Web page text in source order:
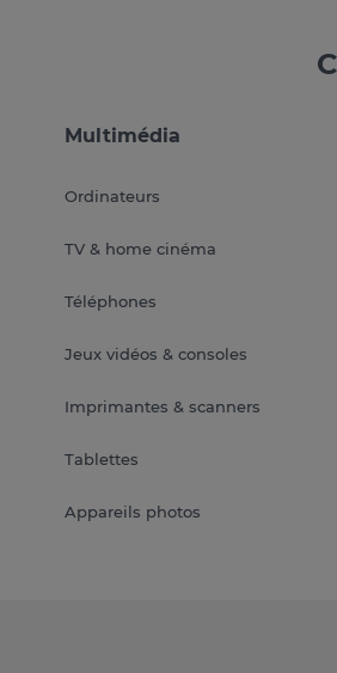
Multimédia
Ordinateurs
TV & home cinéma
Téléphones
Jeux vidéos & consoles
Imprimantes & scanners
Tablettes
Appareils photos